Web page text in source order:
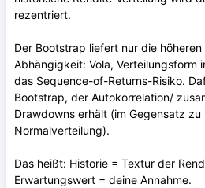
rezentriert.
Der Bootstrap liefert nur die
Abhängigkeit: Vola, Verteilungsform
das Sequence-of-Returns-Risiko.
Bootstrap, der Autokorrelation/
Drawdowns erhält (im Gegensatz
Normalverteilung).
Das heißt: Historie = Textur der
Erwartungswert = deine Annahme.